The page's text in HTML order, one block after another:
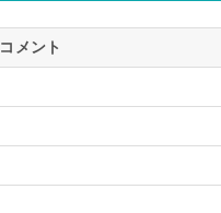
コメント